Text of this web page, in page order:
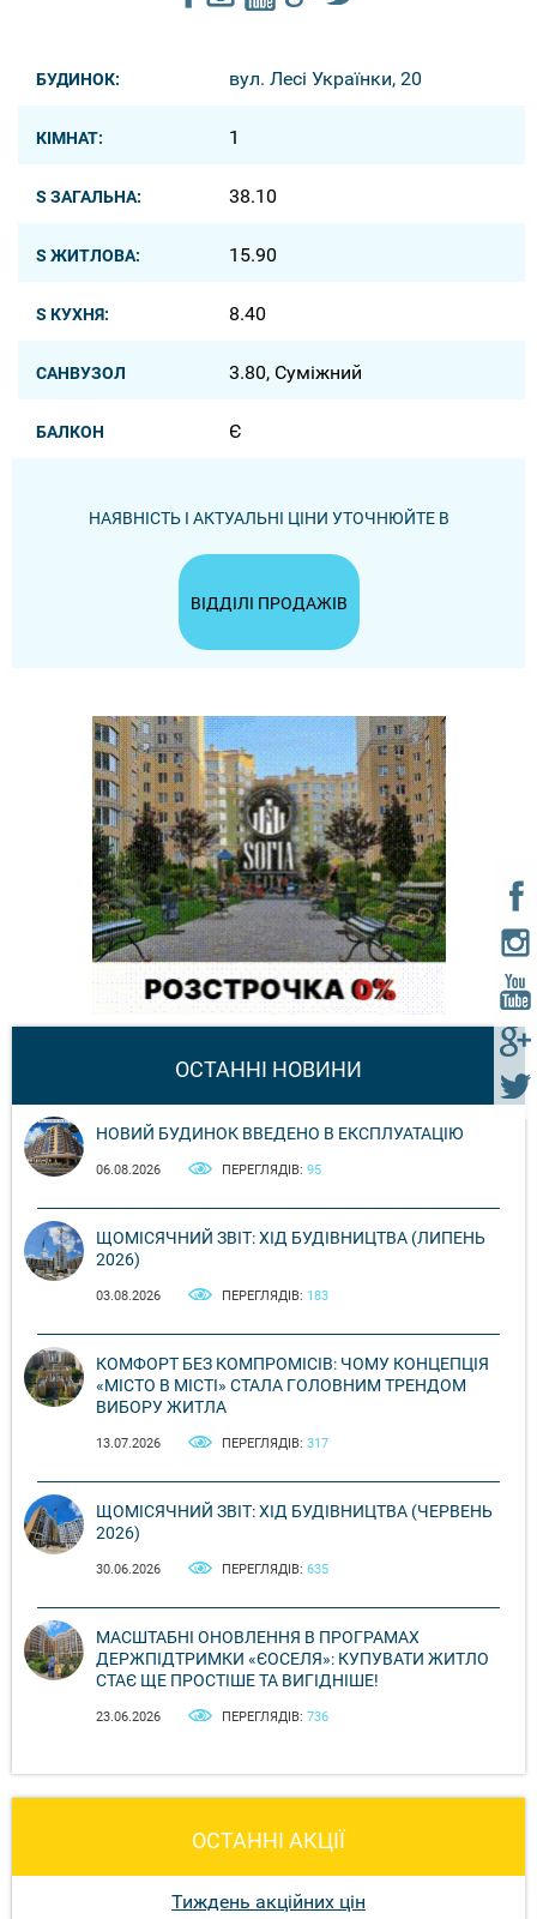
БУДИНОК: вул. Лесі Українки, 20
КІМНАТ: 1
S ЗАГАЛЬНА: 38.10
S ЖИТЛОВА: 15.90
S КУХНЯ: 8.40
САНВУЗОЛ 3.80, Суміжний
БАЛКОН Є
НАЯВНІСТЬ І АКТУАЛЬНІ ЦІНИ УТОЧНЮЙТЕ В
ВІДДІЛІ ПРОДАЖІВ
ОСТАННІ НОВИНИ
НОВИЙ БУДИНОК ВВЕДЕНО В ЕКСПЛУАТАЦІЮ
06.08.2026 ПЕРЕГЛЯДІВ: 95
ЩОМІСЯЧНИЙ ЗВІТ: ХІД БУДІВНИЦТВА (ЛИПЕНЬ
2026)
03.08.2026 ПЕРЕГЛЯДІВ: 183
КОМФОРТ БЕЗ КОМПРОМІСІВ: ЧОМУ КОНЦЕПЦІЯ
«МІСТО В МІСТІ» СТАЛА ГОЛОВНИМ ТРЕНДОМ
ВИБОРУ ЖИТЛА
13.07.2026 ПЕРЕГЛЯДІВ: 317
ЩОМІСЯЧНИЙ ЗВІТ: ХІД БУДІВНИЦТВА (ЧЕРВЕНЬ
2026)
30.06.2026 ПЕРЕГЛЯДІВ: 635
МАСШТАБНІ ОНОВЛЕННЯ В ПРОГРАМАХ
ДЕРЖПІДТРИМКИ «ЄОСЕЛЯ»: КУПУВАТИ ЖИТЛО
СТАЄ ЩЕ ПРОСТІШЕ ТА ВИГІДНІШЕ!
23.06.2026 ПЕРЕГЛЯДІВ: 736
ОСТАННІ АКЦІЇ
Тиждень акційних цін